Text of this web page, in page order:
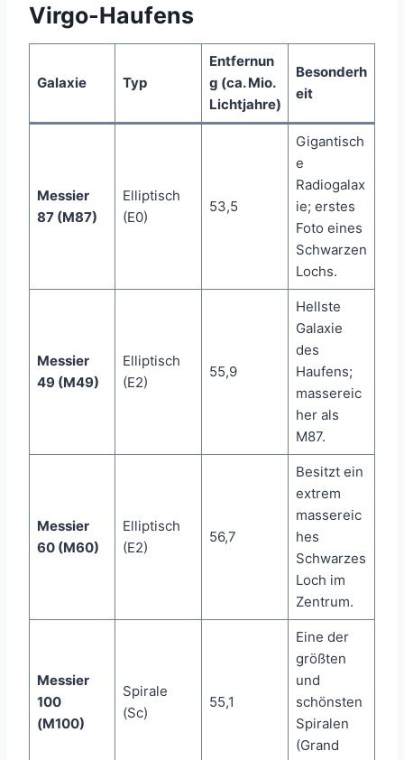
Virgo-Haufens
Galaxie Typ
Entfernun
g (ca. Mio.
Lichtjahre)
Besonderh
eit
Messier
87 (M87)
Elliptisch
(E0)
53,5
Gigantisch
e
Radiogalax
ie; erstes
Foto eines
Schwarzen
Lochs.
Messier
49 (M49)
Elliptisch
(E2)
55,9
Hellste
Galaxie
des
Haufens;
massereic
her als
M87.
Messier
60 (M60)
Elliptisch
(E2)
56,7
Besitzt ein
extrem
massereic
hes
Schwarzes
Loch im
Zentrum.
Messier
100
(M100)
Spirale
(Sc)
55,1
Eine der
größten
und
schönsten
Spiralen
(Grand